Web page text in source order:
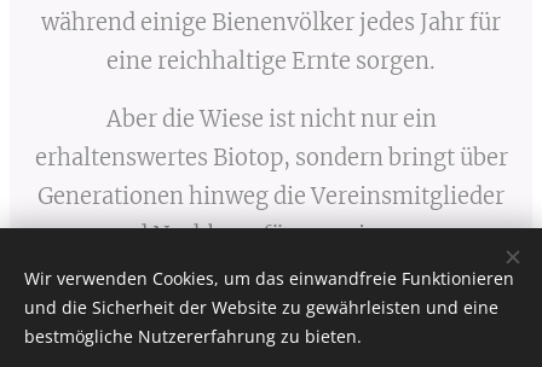
während einige Bienenvölker jedes Jahr für
eine reichhaltige Ernte sorgen.
Aber die Wiese ist nicht nur ein
erhaltenswertes Biotop, sondern bringt über
Generationen hinweg die Vereinsmitglieder
und Nachbarn für gemeinsame
Veranstaltungen in der Natur zusammen.
Arbeitseinsätze, Veranstaltungen in der
Gemeinde, die gemeinsame Ernte oder einfach
Wir verwenden Cookies, um das einwandfreie Funktionieren
und die Sicherheit der Website zu gewährleisten und eine
bestmögliche Nutzererfahrung zu bieten.